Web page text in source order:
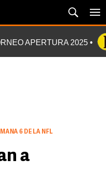
APERTURA 2025
6 DE LA NFL
a